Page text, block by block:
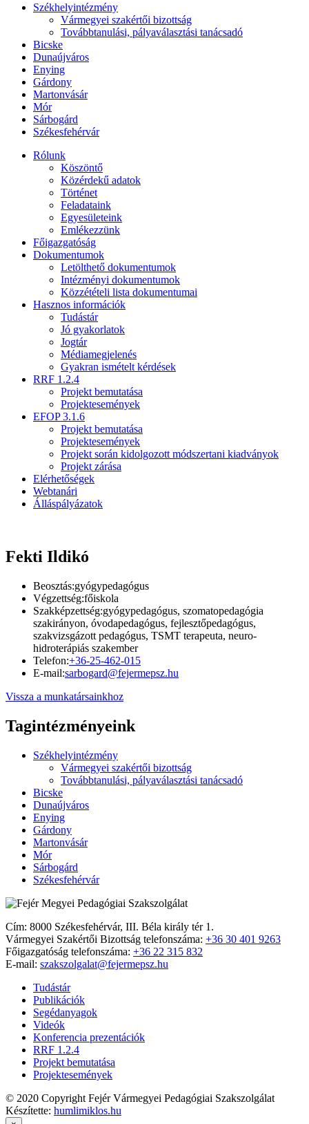
Székhelyintézmény
Vármegyei szakértői bizottság
Továbbtanulási, pályaválasztási tanácsadó
Bicske
Dunaújváros
Enying
Gárdony
Martonvásár
Mór
Sárbogárd
Székesfehérvár
Rólunk
Köszöntő
Közérdekű adatok
Történet
Feladataink
Egyesületeink
Emlékezzünk
Főigazgatóság
Dokumentumok
Letölthető dokumentumok
Intézményi dokumentumok
Közzétételi lista dokumentumai
Hasznos információk
Tudástár
Jó gyakorlatok
Jogtár
Médiamegjelenés
Gyakran ismételt kérdések
RRF 1.2.4
Projekt bemutatása
Projektesemények
EFOP 3.1.6
Projekt bemutatása
Projektesemények
Projekt során kidolgozott módszertani kiadványok
Projekt zárása
Elérhetőségek
Webtanári
Álláspályázatok
Fekti Ildikó
Beosztás:gyógypedagógus
Végzettség:főiskola
Szakképzettség:gyógypedagógus, szomatopedagógia
szakirányon, óvodapedagógus, fejlesztőpedagógus,
szakvizsgázott pedagógus, TSMT terapeuta, neuro-
hidroterápiás szakember
Telefon:+36-25-462-015
E-mail:sarbogard@fejermepsz.hu
Vissza a munkatársainkhoz
Tagintézményeink
Székhelyintézmény
Vármegyei szakértői bizottság
Továbbtanulási, pályaválasztási tanácsadó
Bicske
Dunaújváros
Enying
Gárdony
Martonvásár
Mór
Sárbogárd
Székesfehérvár
Cím: 8000 Székesfehérvár, III. Béla király tér 1.
Vármegyei Szakértői Bizottság telefonszáma: +36 30 401 9263
Főigazgatóság telefonszáma: +36 22 315 832
E-mail: szakszolgalat@fejermepsz.hu
Tudástár
Publikációk
Segédanyagok
Videók
Konferencia prezentációk
RRF 1.2.4
Projekt bemutatása
Projektesemények
© 2020 Copyright Fejér Vármegyei Pedagógiai Szakszolgálat
Készítette: humlimiklos.hu